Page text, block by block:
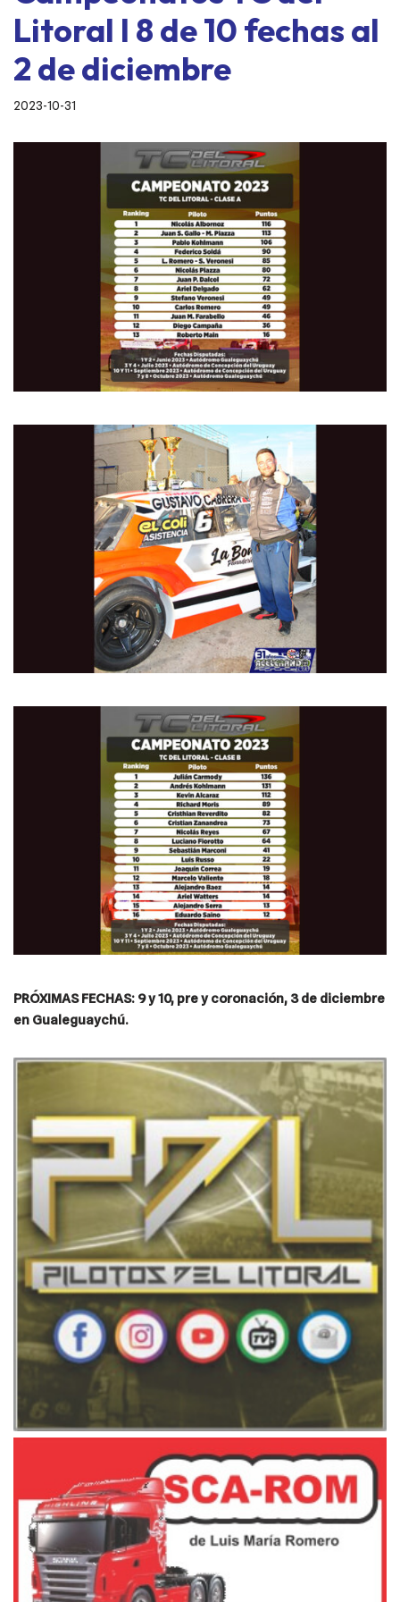
Litoral I 8 de 10 fechas al
2 de diciembre
2023-10-31
PRÓXIMAS FECHAS: 9 y 10, pre y coronación, 3 de diciembre
en Gualeguaychú.